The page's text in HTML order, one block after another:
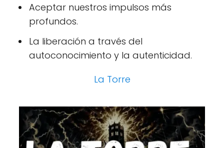
Aceptar nuestros impulsos más
profundos.
La liberación a través del
autoconocimiento y la autenticidad.
La Torre